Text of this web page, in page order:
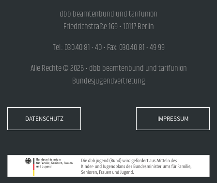
dbb beamtenbund und tarifunion
Friedrichstraße 169 • 10117 Berlin
Tel.: 030.40 81 - 40 • Fax: 030.40 81 - 49 99
Alle Rechte © 2026 • dbb beamtenbund und tarifunion
Bundesjugendvertretung
DATENSCHUTZ IMPRESSUM